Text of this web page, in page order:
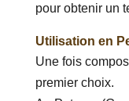
pour obtenir un
Utilisation en
Une fois
premier choix.